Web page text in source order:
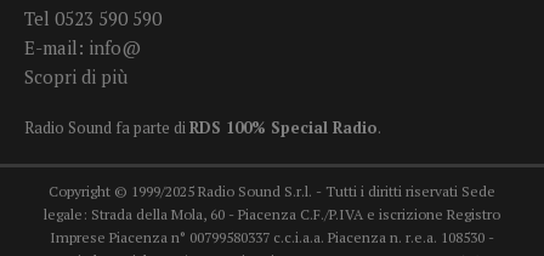
Tel 0523 590 590
E-mail: info@
Scopri di più
Radio Sound fa parte diRDS 100% Special Radio.
Copyright © 1999/2025 Radio Sound S.r.l. - Tutti i diritti riservati Sede
legale: Strada della Mola, 60 - Piacenza C.F./P.IVA e iscrizione Registro
Imprese Piacenza n° 00799580337 c.c.i.a.a. Piacenza n. r.e.a. 108530 -